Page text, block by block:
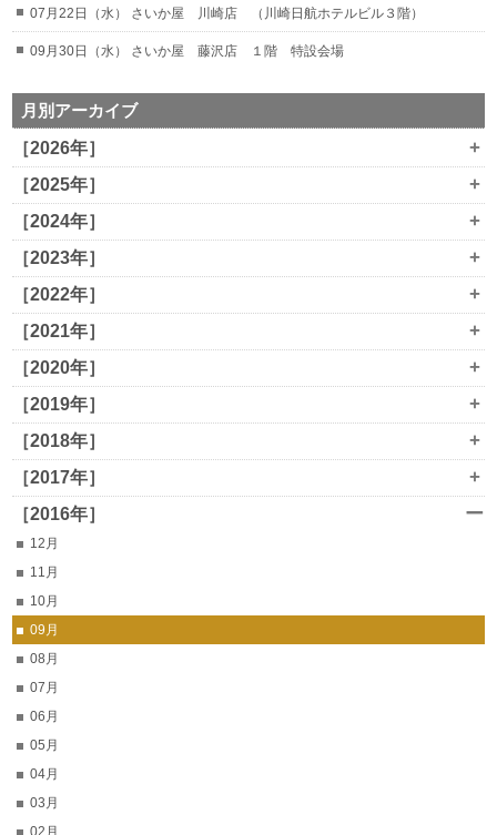
07月22日（水） さいか屋 川崎店 （川崎日航ホテルビル３階）
09月30日（水） さいか屋 藤沢店 １階 特設会場
月別アーカイブ
［2026年］
+
［2025年］ +
［2024年］ +
［2023年］ +
［2022年］ +
［2021年］ +
［2020年］ +
［2019年］ +
［2018年］ +
［2017年］ +
［2016年］ ー
12月
11月
10月
09月
08月
07月
06月
05月
04月
03月
02月